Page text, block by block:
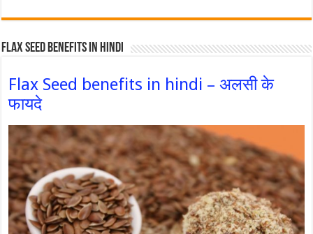
Flax Seed Benefits in hindi
Flax Seed benefits in hindi – अलसी के
फायदे